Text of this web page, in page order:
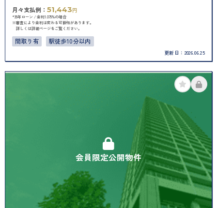
月々支払例： 51,443円
*35年ローン / 金利1.075%の場合
※審査により金利は変わる可能性があります。
詳しくは詳細ページをご覧ください。
間取り有 駅徒歩10分以内
更新日： 2026.06.25
会員限定公開物件